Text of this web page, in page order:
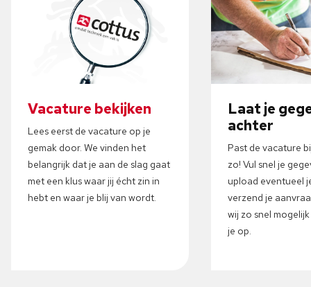
Vacature bekijken
Lees eerst de vacature op je
gemak door. We vinden het
belangrijk dat je aan de slag gaat
met een klus waar jij écht zin in
hebt en waar je blij van wordt.
Laat je
achter
Past de vacature
zo! Vul snel je
upload eventueel
verzend je
wij zo snel
je op.